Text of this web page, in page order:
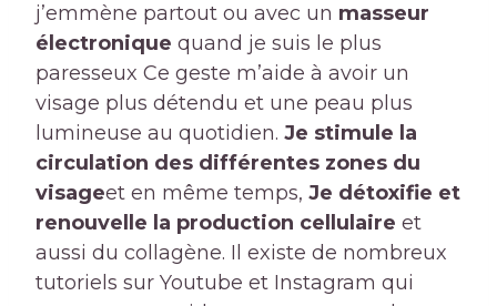
j’emmène partout ou avec un masseur
électronique quand je suis le plus
paresseux Ce geste m’aide à avoir un
visage plus détendu et une peau plus
lumineuse au quotidien. Je stimule la
circulation des différentes zones du
visageet en même temps, Je détoxifie et
renouvelle la production cellulaire et
aussi du collagène. Il existe de nombreux
tutoriels sur Youtube et Instagram qui